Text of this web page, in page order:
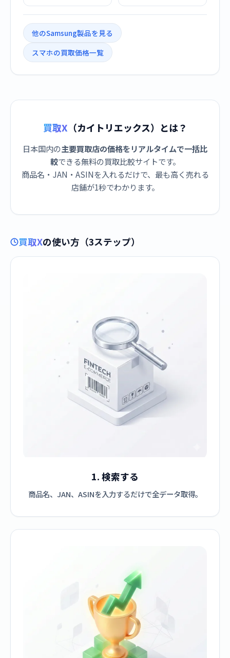
他のSamsung製品を見る
スマホの買取価格一覧
買取X （カイトリエックス）とは？
日本国内の主要買取店の価格をリアルタイムで一括比
較できる無料の買取比較サイトです。
商品名・JAN・ASINを入れるだけで、最も高く売れる
店舗が1秒でわかります。
買取Xの使い方（3ステップ）
1. 検索する
商品名、JAN、ASINを入力するだけで全データ取得。